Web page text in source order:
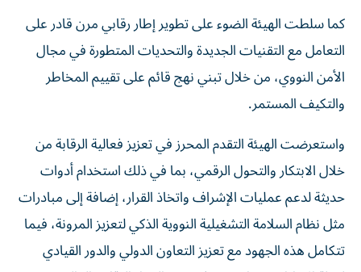
كما سلطت الهيئة الضوء على تطوير إطار رقابي مرن قادر على
التعامل مع التقنيات الجديدة والتحديات المتطورة في مجال
الأمن النووي، من خلال تبني نهج قائم على تقييم المخاطر
والتكيف المستمر.
واستعرضت الهيئة التقدم المحرز في تعزيز فعالية الرقابة من
خلال الابتكار والتحول الرقمي، بما في ذلك استخدام أدوات
حديثة لدعم عمليات الإشراف واتخاذ القرار، إضافة إلى مبادرات
مثل نظام السلامة التشغيلية النووية الذكي لتعزيز المرونة، فيما
تتكامل هذه الجهود مع تعزيز التعاون الدولي والدور القيادي